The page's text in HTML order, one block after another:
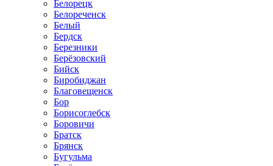
Белорецк
Белореченск
Белый
Бердск
Березники
Берёзовский
Бийск
Биробиджан
Благовещенск
Бор
Борисоглебск
Боровичи
Братск
Брянск
Бугульма